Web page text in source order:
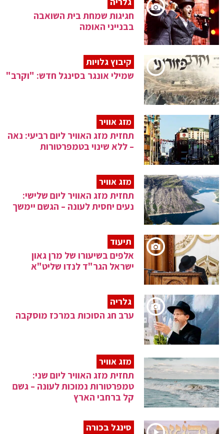
חגיגות שמחת בית השואבה
בבנייני האומה
קיבוץ גלויות
שמילי אונגר בסינגל חדש: "וקרב"
מזג אוויר
תחזית מזג האוויר ליום רביעי: נאה
– ללא שינוי בטמפרטורות
מזג אוויר
תחזית מזג האוויר ליום שלישי:
נעים יחסית לעונה – הגשם יימשך
תיעוד
אלפים בשיעורו של מרן גאון
ישראל הגר"ד לנדו שליט"א
גלריה
ערב חג הסוכות במרכז מוסקבה
מזג אוויר
תחזית מזג האוויר ליום שני:
טמפרטורות נמוכות לעונה – גשם
קל ברחבי הארץ
סינגל בכורה